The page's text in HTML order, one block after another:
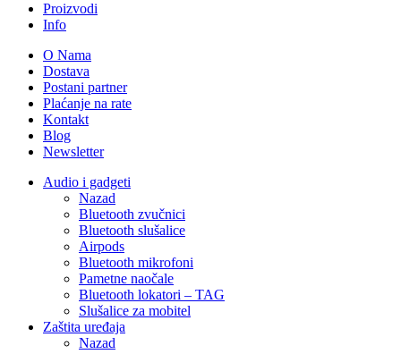
Proizvodi
Info
O Nama
Dostava
Postani partner
Plaćanje na rate
Kontakt
Blog
Newsletter
Audio i gadgeti
Nazad
Bluetooth zvučnici
Bluetooth slušalice
Airpods
Bluetooth mikrofoni
Pametne naočale
Bluetooth lokatori – TAG
Slušalice za mobitel
Zaštita uređaja
Nazad